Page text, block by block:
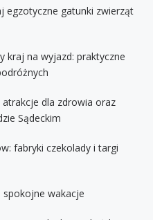
egzotyczne gatunki zwierząt
kraj na wyjazd: praktyczne
dla zdrowia oraz
Sądeckim
fabryki czekolady i targi
spokojne wakacje